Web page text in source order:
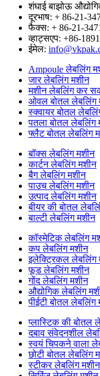
शंघाई बाझोऊ
दूरभाष: + 86-21-
फैक्स: + 86-21-
व्हाट्सएप: +86-
ईमेल:
Ampoule लेबलिंग
जार लेबलिंग मशीन
मशीन लेबलिंग कर
ओवल बोतल लेबलिंग
स्क्वायर बोतल
पतला बोतल लेबलिंग
फ्लैट बोतल लेबलिंग
बॉक्स लेबलिंग मशीन
कार्टन लेबलिंग मशीन
बैग लेबलिंग मशीन
पाउच लेबलिंग मशीन
उत्पाद लेबलिंग मशीन
बीयर की बोतल
बाल्टी लेबलिंग मशीन
कॉस्मेटिक लेबलिंग
कप लेबलिंग मशीन
इलेक्ट्रिकल लेबलिंग
फूड लेबलिंग मशीन
गोंद लेबलिंग मशीन
औद्योगिक लेबलिंग
पीईटी बोतल लेबलिंग
प्लास्टिक की बोतल
दबाव संवेदनशील
स्वयं चिपकने वाला
छोटी बोतल लेबलिंग
स्टीकर लेबलिंग मशीन